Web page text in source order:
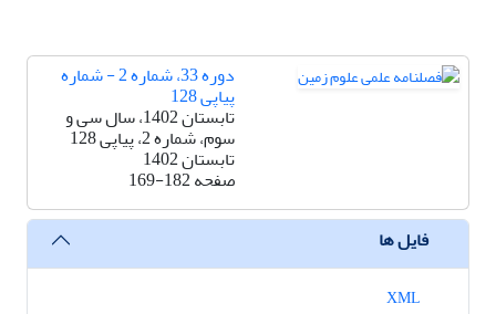
دوره 33، شماره 2 - شماره
پیاپی 128
تابستان 1402، سال سی و
سوم، شماره 2، پیاپی 128
تابستان 1402
صفحه169-182
فایل ها